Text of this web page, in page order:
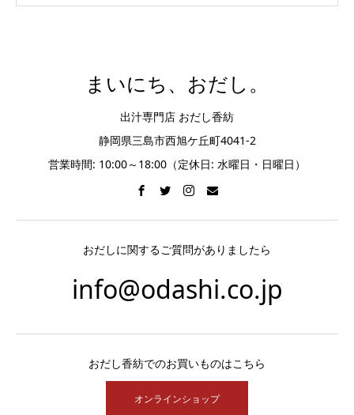
まいにち、おだし。
出汁専門店 おだし香紡
静岡県三島市西旭ケ丘町4041-2
営業時間: 10:00～18:00（定休日: 水曜日・日曜日）
おだしに関するご質問がありましたら
info@odashi.co.jp
おだし香紡でのお買いものはこちら
オンラインショップ